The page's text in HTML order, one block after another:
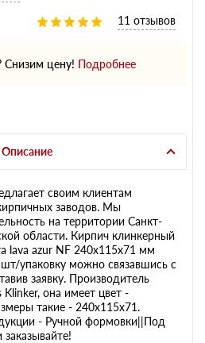
11 отзывов
цену! Подробнее
Описание
своим клиентам
заводов. Мы
на территории Санкт-
области. Кирпич клинкерный
lava azur NF 240х115х71 мм
шт/упаковку можно связавшись с
заявку. Производитель
она имеет цвет -
такие - 240х115х71.
- Ручной формовки||Под